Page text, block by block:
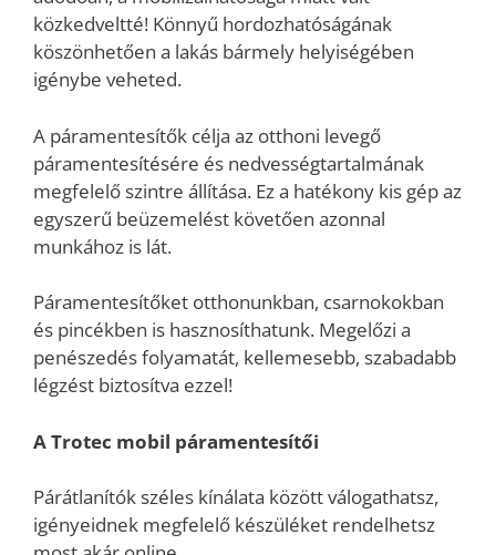
közkedveltté! Könnyű hordozhatóságának
köszönhetően a lakás bármely helyiségében
igénybe veheted.
A páramentesítők célja az otthoni levegő
páramentesítésére és nedvességtartalmának
megfelelő szintre állítása. Ez a hatékony kis gép az
egyszerű beüzemelést követően azonnal
munkához is lát.
Páramentesítőket otthonunkban, csarnokokban
és pincékben is hasznosíthatunk. Megelőzi a
penészedés folyamatát, kellemesebb, szabadabb
légzést biztosítva ezzel!
A Trotec mobil páramentesítői
Párátlanítók széles kínálata között válogathatsz,
igényeidnek megfelelő készüléket rendelhetsz